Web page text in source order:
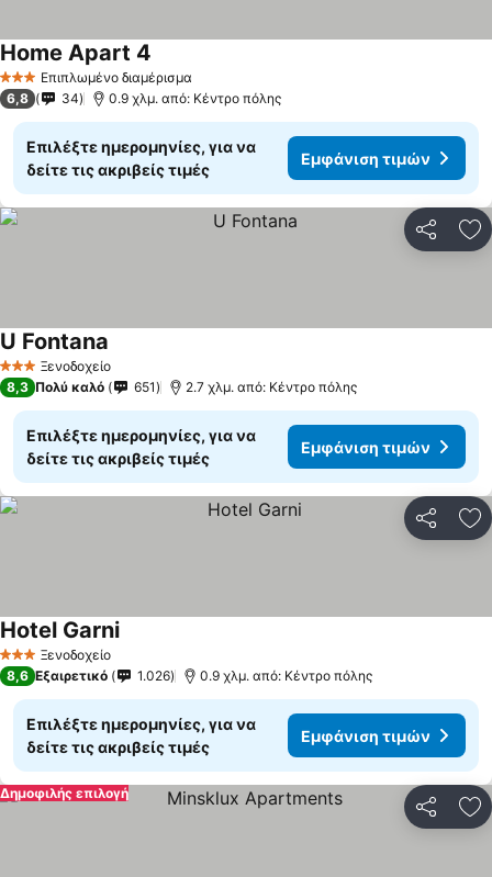
3 ΑστέριαΕπιπλωμένο διαμέρισμα
Home Apart 4
6,8 34 0.9 χλμ. από: Κέντρο πόλης
Επιλέξτε ημερομηνίες, για να
δείτε τις ακριβείς τιμές
Εμφάνιση τιμών
3 ΑστέριαΞενοδοχείο
U Fontana
8,3 Πολύ καλό 651 2.7 χλμ. από: Κέντρο πόλης
Επιλέξτε ημερομηνίες, για να
δείτε τις ακριβείς τιμές
Εμφάνιση τιμών
3 ΑστέριαΞενοδοχείο
Hotel GarniΕμφάνιση τιμών
8,6 Εξαιρετικό 1.026 0.9 χλμ. από: Κέντρο πόλης
Επιλέξτε ημερομηνίες, για να
δείτε τις ακριβείς τιμές
Εμφάνιση τιμών
Δημοφιλής επιλογή